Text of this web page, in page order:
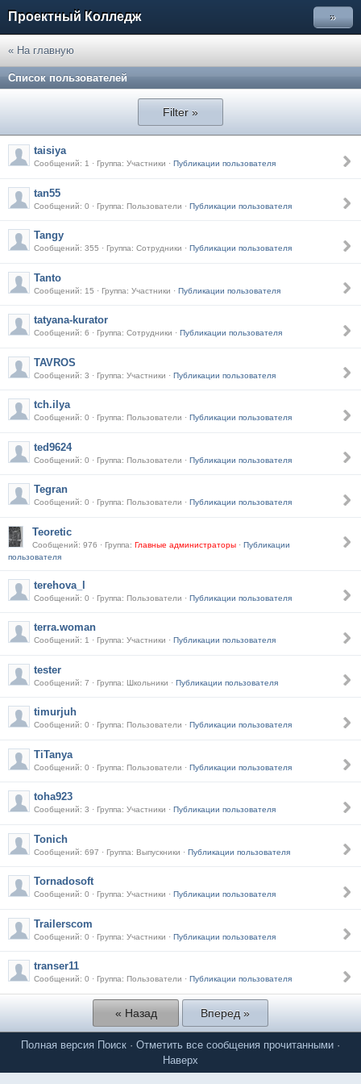
Проектный Колледж »
« На главную
Список пользователей
Filter »
taisiya
Сообщений: 1 · Группа: Участники · Публикации пользователя
tan55
Сообщений: 0 · Группа: Пользователи · Публикации пользователя
Tangy
Сообщений: 355 · Группа: Сотрудники · Публикации пользователя
Tanto
Сообщений: 15 · Группа: Участники · Публикации пользователя
tatyana-kurator
Сообщений: 6 · Группа: Сотрудники · Публикации пользователя
TAVROS
Сообщений: 3 · Группа: Участники · Публикации пользователя
tch.ilya
Сообщений: 0 · Группа: Пользователи · Публикации пользователя
ted9624
Сообщений: 0 · Группа: Пользователи · Публикации пользователя
Tegran
Сообщений: 0 · Группа: Пользователи · Публикации пользователя
Teoretic
Сообщений: 976 · Группа: Главные администраторы · Публикации
пользователя
terehova_l
Сообщений: 0 · Группа: Пользователи · Публикации пользователя
terra.woman
Сообщений: 1 · Группа: Участники · Публикации пользователя
tester
Сообщений: 7 · Группа: Школьники · Публикации пользователя
timurjuh
Сообщений: 0 · Группа: Пользователи · Публикации пользователя
TiTanya
Сообщений: 0 · Группа: Пользователи · Публикации пользователя
toha923
Сообщений: 3 · Группа: Участники · Публикации пользователя
Tonich
Сообщений: 697 · Группа: Выпускники · Публикации пользователя
Tornadosoft
Сообщений: 0 · Группа: Участники · Публикации пользователя
Trailerscom
Сообщений: 0 · Группа: Участники · Публикации пользователя
transer11
Сообщений: 0 · Группа: Пользователи · Публикации пользователя
« Назад Вперед »
Полная версия Поиск · Отметить все сообщения прочитанными ·
Наверх